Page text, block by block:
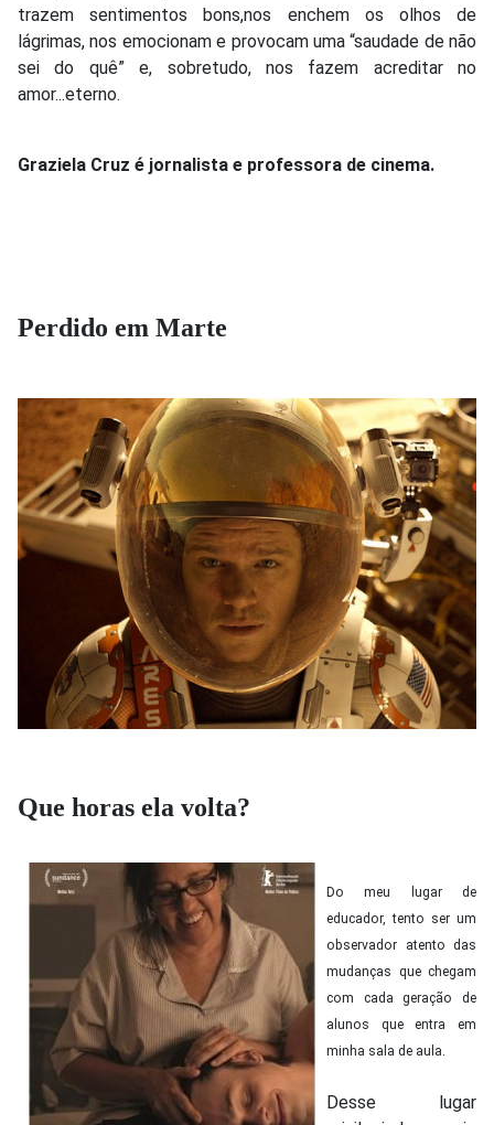
trazem sentimentos bons,nos enchem os olhos de
lágrimas, nos emocionam e provocam uma “saudade de não
sei do quê” e, sobretudo, nos fazem acreditar no
amor...eterno.
Graziela Cruz é jornalista e professora de cinema.
Perdido em Marte
Que horas ela volta?
Do meu lugar de
educador, tento ser um
observador atento das
mudanças que chegam
com cada geração de
alunos que entra em
minha sala de aula.
Desse lugar